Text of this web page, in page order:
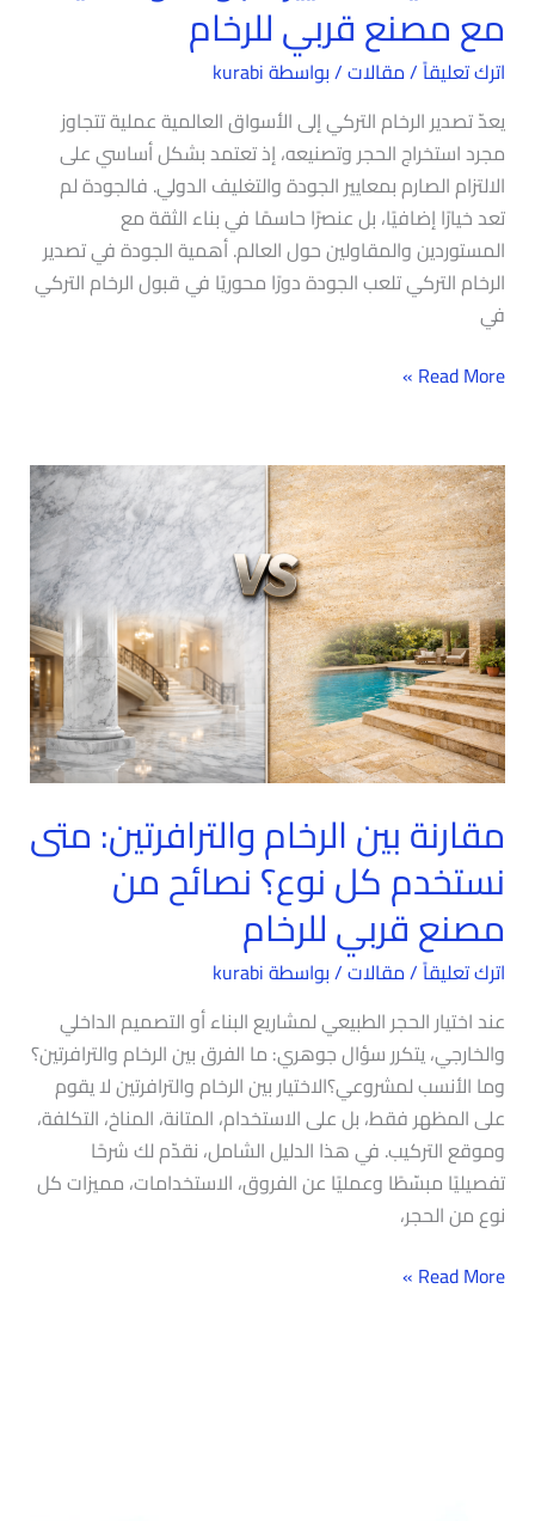
مع مصنع قربي للرخام
اترك تعليقاً/مقالات/ بواسطةkurabi
يعدّ تصدير الرخام التركي إلى الأسواق العالمية عملية تتجاوز
مجرد استخراج الحجر وتصنيعه، إذ تعتمد بشكل أساسي على
الالتزام الصارم بمعايير الجودة والتغليف الدولي. فالجودة لم
تعد خيارًا إضافيًا، بل عنصرًا حاسمًا في بناء الثقة مع
المستوردين والمقاولين حول العالم. أهمية الجودة في تصدير
الرخام التركي تلعب الجودة دورًا محوريًا في قبول الرخام التركي
في
Read More »
مقارنة بين الرخام والترافرتين: متى
نستخدم كل نوع؟ نصائح من
مصنع قربي للرخام
اترك تعليقاً/مقالات/ بواسطةkurabi
عند اختيار الحجر الطبيعي لمشاريع البناء أو التصميم الداخلي
والخارجي، يتكرر سؤال جوهري: ما الفرق بين الرخام والترافرتين؟
وما الأنسب لمشروعي؟الاختيار بين الرخام والترافرتين لا يقوم
على المظهر فقط، بل على الاستخدام، المتانة، المناخ، التكلفة،
وموقع التركيب. في هذا الدليل الشامل، نقدّم لك شرحًا
تفصيليًا مبسّطًا وعمليًا عن الفروق، الاستخدامات، مميزات كل
نوع من الحجر،
مقارنة
بين
الرخام
والترافرتين:
متى
نستخدم
كل
نوع؟
نصائح
من
قربي
للرخام
Read More »